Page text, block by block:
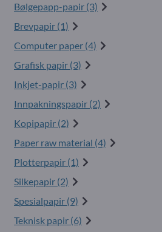
Bølgepapp-papir (3)
Brevpapir (1)
Computer paper (4)
Grafisk papir (3)
Inkjet-papir (3)
Innpakningspapir (2)
Kopipapir (2)
Paper raw material (4)
Plotterpapir (1)
Silkepapir (2)
Spesialpapir (9)
Teknisk papir (6)